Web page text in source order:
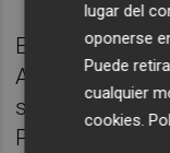
El Hércules
Alcoyano con
sanción de los
Paco Peña,
lugar del
oponerse
Puede
cualquier
cookies.